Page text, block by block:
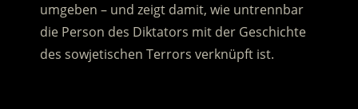
umgeben – und zeigt damit, wie untrennbar
die Person des Diktators mit der Geschichte
des sowjetischen Terrors verknüpft ist.